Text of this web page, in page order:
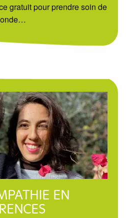
gratuit pour prendre soin de
EN